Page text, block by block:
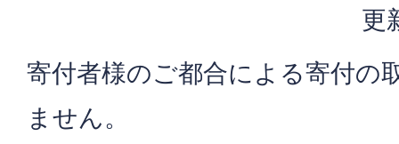
更
寄付者様のご都合による寄付の
ません。